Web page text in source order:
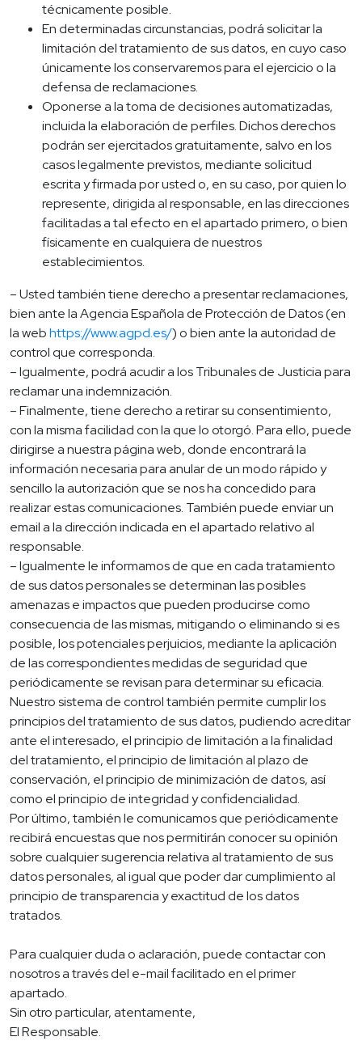
técnicamente posible.
En determinadas circunstancias, podrá solicitar la
limitación del tratamiento de sus datos, en cuyo caso
únicamente los conservaremos para el ejercicio o la
defensa de reclamaciones.
Oponerse a la toma de decisiones automatizadas,
incluida la elaboración de perfiles. Dichos derechos
podrán ser ejercitados gratuitamente, salvo en los
casos legalmente previstos, mediante solicitud
escrita y firmada por usted o, en su caso, por quien lo
represente, dirigida al responsable, en las direcciones
facilitadas a tal efecto en el apartado primero, o bien
físicamente en cualquiera de nuestros
establecimientos.
– Usted también tiene derecho a presentar reclamaciones,
bien ante la Agencia Española de Protección de Datos (en
la webhttps://www.agpd.es/) o bien ante la autoridad de
control que corresponda.
– Igualmente, podrá acudir a los Tribunales de Justicia para
reclamar una indemnización.
– Finalmente, tiene derecho a retirar su consentimiento,
con la misma facilidad con la que lo otorgó. Para ello, puede
dirigirse a nuestra página web, donde encontrará la
información necesaria para anular de un modo rápido y
sencillo la autorización que se nos ha concedido para
realizar estas comunicaciones. También puede enviar un
email a la dirección indicada en el apartado relativo al
responsable.
– Igualmente le informamos de que en cada tratamiento
de sus datos personales se determinan las posibles
amenazas e impactos que pueden producirse como
consecuencia de las mismas, mitigando o eliminando si es
posible, los potenciales perjuicios, mediante la aplicación
de las correspondientes medidas de seguridad que
periódicamente se revisan para determinar su eficacia.
Nuestro sistema de control también permite cumplir los
principios del tratamiento de sus datos, pudiendo acreditar
ante el interesado, el principio de limitación a la finalidad
del tratamiento, el principio de limitación al plazo de
conservación, el principio de minimización de datos, así
como el principio de integridad y confidencialidad.
Por último, también le comunicamos que periódicamente
recibirá encuestas que nos permitirán conocer su opinión
sobre cualquier sugerencia relativa al tratamiento de sus
datos personales, al igual que poder dar cumplimiento al
principio de transparencia y exactitud de los datos
tratados.
Para cualquier duda o aclaración, puede contactar con
nosotros a través del e-mail facilitado en el primer
apartado.
Sin otro particular, atentamente,
El Responsable.